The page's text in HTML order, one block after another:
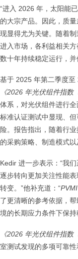
“进入 2026 年，太阳能
的大宗产品。因此，质
现显得尤为关键。随着
进入市场，各利益相关
数十年持续稳定运行，
基于 2025 年第二季度至
《2026 年光伏组件指数
体系，对光伏组件进行
标准认证测试中显现、
险。报告指出，随着行
的采购策略、制造模式以
Kedir 进一步表示：“我
逐步转向更加关注性能
转变。”他补充道：“PVMI
了更清晰的参考依据，
境的长期应力条件下保持
《2026 年光伏组件指数
室测试发现的多项可靠性